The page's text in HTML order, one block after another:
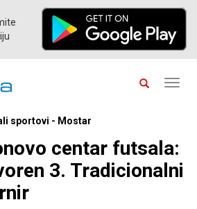
sportovi - Mostar
centar futsala:
3. Tradicionalni